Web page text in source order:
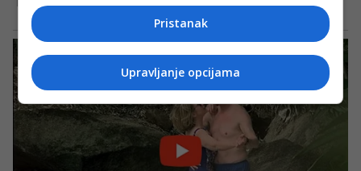
Pristanak
Upravljanje opcijama